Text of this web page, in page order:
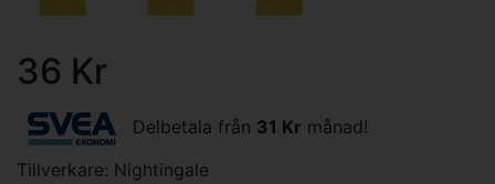
36 Kr
Delbetala från 31 Kr månad!
Tillverkare: Nightingale